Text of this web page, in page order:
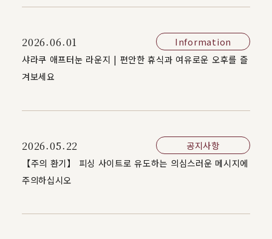
2026.06.01
Information
샤라쿠 애프터눈 라운지 | 편안한 휴식과 여유로운 오후를 즐
겨보세요
2026.05.22
공지사항
【주의 환기】 피싱 사이트로 유도하는 의심스러운 메시지에
주의하십시오